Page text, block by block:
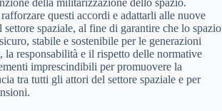
questi accordi e adattarli alle nuove
spaziale, al fine di garantire che lo spazio
stabile e sostenibile per le generazioni
la responsabilità e il rispetto delle normative
imprescindibili per promuovere la
tra tutti gli attori del settore spaziale e per